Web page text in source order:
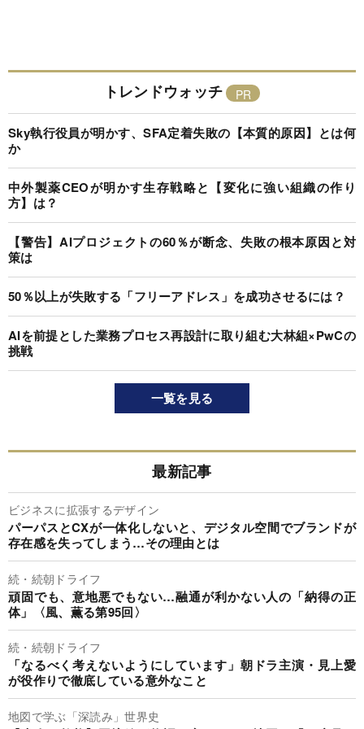
トレンドウォッチ
Sky執行役員が明かす、SFA定着失敗の【本質的原因】とは何
か
中外製薬CEOが明かす生存戦略と【変化に強い組織の作り
方】は？
【警告】AIプロジェクトの60％が断念、失敗の根本原因と対
策は
50％以上が失敗する「フリーアドレス」を成功させるには？
AIを前提とした業務プロセス再設計に取り組む大林組×PwCの
挑戦
一覧を見る
最新記事
ビジネスに拡張するデザイン
パーパスとCXが一体化しないと、デジタル空間でブランドが
存在感を失ってしまう…その理由とは
続・続朝ドライフ
頑固でも、意地悪でもない…融通が利かない人の「納得の正
体」〈風、薫る第95回〉
続・続朝ドライフ
「なるべく考えないようにしています」朝ドラ主演・見上愛
が役作りで徹底している意外なこと
地図で学ぶ「深読み」世界史